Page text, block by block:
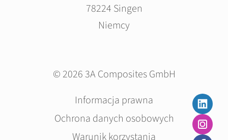
78224 Singen
Niemcy
© 2026 3A Composites GmbH
nawigacje
Informacja prawna
Ochrona danych osobowych